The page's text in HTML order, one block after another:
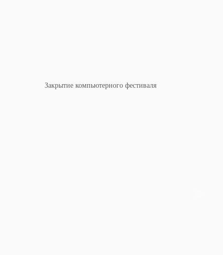
Закрытие компьютерного фестиваля